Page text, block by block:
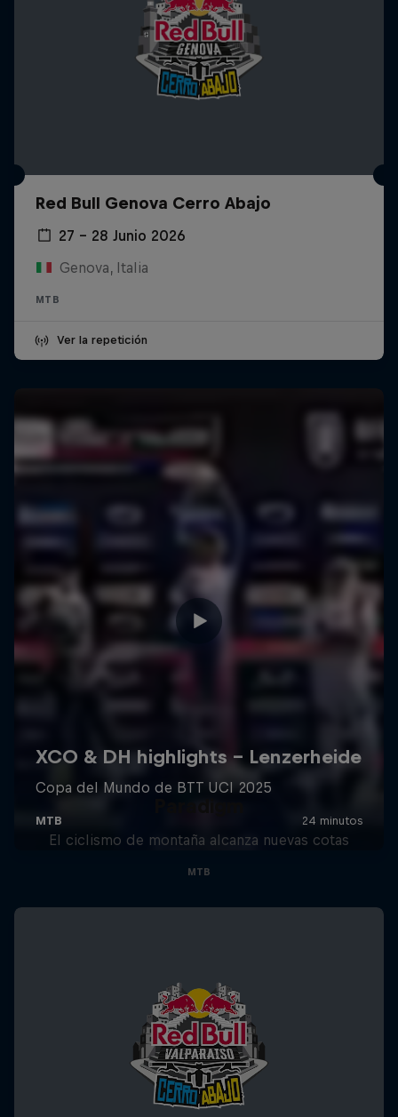
Red Bull Genova Cerro Abajo
27 – 28 Junio 2026
Genova, Italia
MTB
Ver la repetición
El ciclismo de montaña alcanza nuevas cotas
MTB